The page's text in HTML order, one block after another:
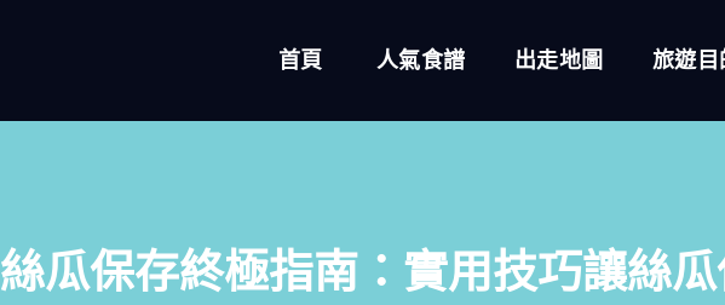
首頁 人氣食譜 出走地圖 旅遊
絲瓜保存終極指南：實用技巧讓絲